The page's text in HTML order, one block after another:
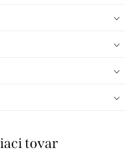
tovar